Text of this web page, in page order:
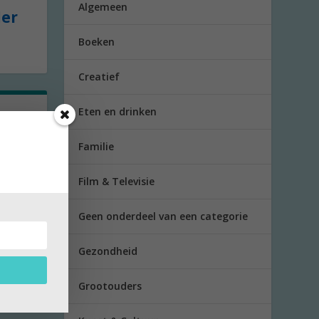
Algemeen
Boeken
Creatief
Eten en drinken
Familie
Film & Televisie
Geen onderdeel van een categorie
Gezondheid
Grootouders